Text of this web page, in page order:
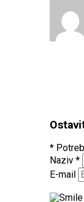
*
Naziv *
E-mail